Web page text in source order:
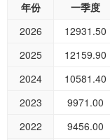
年份 一季度
2026
12931.50
2025
12159.90
2024
10581.40
2023
9971.00
2022
9456.00